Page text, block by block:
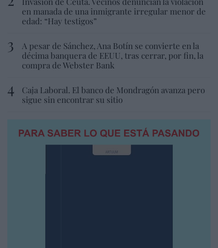
en manada de una inmigrante irregular menor de
edad: “Hay testigos”
A pesar de Sánchez, Ana Botín se convierte en la
décima banquera de EEUU, tras cerrar, por fin, la
compra de Webster Bank
Caja Laboral. El banco de Mondragón avanza pero
sigue sin encontrar su sitio